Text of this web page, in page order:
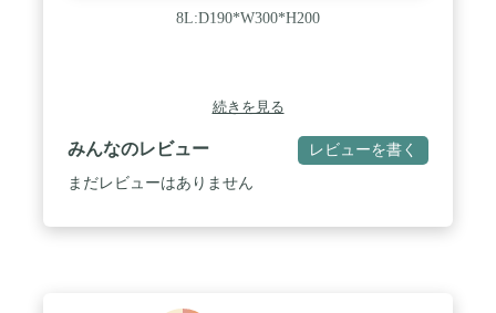
8L:D190*W300*H200
続きを見る
みんなのレビュー レビューを書く
まだレビューはありません